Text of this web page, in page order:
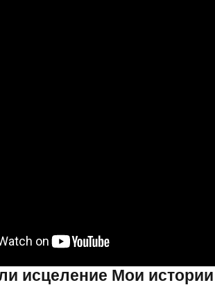
исцеление Мои